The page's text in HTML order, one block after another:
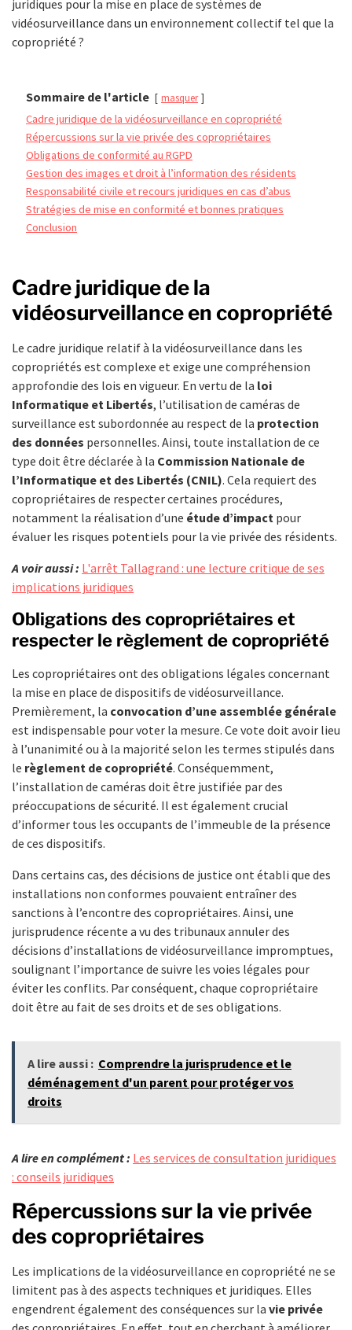
juridiques pour la mise en place de systèmes de
vidéosurveillance dans un environnement collectif tel que la
copropriété ?
Sommaire de l'article masquer
Cadre juridique de la vidéosurveillance en copropriété
Répercussions sur la vie privée des copropriétaires
Obligations de conformité au RGPD
Gestion des images et droit à l’information des résidents
Responsabilité civile et recours juridiques en cas d’abus
Stratégies de mise en conformité et bonnes pratiques
Conclusion
Cadre juridique de la
vidéosurveillance en copropriété
Le cadre juridique relatif à la vidéosurveillance dans les
copropriétés est complexe et exige une compréhension
approfondie des lois en vigueur. En vertu de la loi
Informatique et Libertés, l’utilisation de caméras de
surveillance est subordonnée au respect de la protection
des données personnelles. Ainsi, toute installation de ce
type doit être déclarée à la Commission Nationale de
l’Informatique et des Libertés (CNIL). Cela requiert des
copropriétaires de respecter certaines procédures,
notamment la réalisation d’une étude d’impact pour
évaluer les risques potentiels pour la vie privée des résidents.
A voir aussi : L'arrêt Tallagrand : une lecture critique de ses
implications juridiques
Obligations des copropriétaires et
respecter le règlement de copropriété
Les copropriétaires ont des obligations légales concernant
la mise en place de dispositifs de vidéosurveillance.
Premièrement, la convocation d’une assemblée générale
est indispensable pour voter la mesure. Ce vote doit avoir lieu
à l’unanimité ou à la majorité selon les termes stipulés dans
le règlement de copropriété. Conséquemment,
l’installation de caméras doit être justifiée par des
préoccupations de sécurité. Il est également crucial
d’informer tous les occupants de l’immeuble de la présence
de ces dispositifs.
Dans certains cas, des décisions de justice ont établi que des
installations non conformes pouvaient entraîner des
sanctions à l’encontre des copropriétaires. Ainsi, une
jurisprudence récente a vu des tribunaux annuler des
décisions d’installations de vidéosurveillance impromptues,
soulignant l’importance de suivre les voies légales pour
éviter les conflits. Par conséquent, chaque copropriétaire
doit être au fait de ses droits et de ses obligations.
A lire aussi : Comprendre la jurisprudence et le
déménagement d'un parent pour protéger vos
droits
A lire en complément : Les services de consultation juridiques
: conseils juridiques
Répercussions sur la vie privée
des copropriétaires
Les implications de la vidéosurveillance en copropriété ne se
limitent pas à des aspects techniques et juridiques. Elles
engendrent également des conséquences sur la vie privée